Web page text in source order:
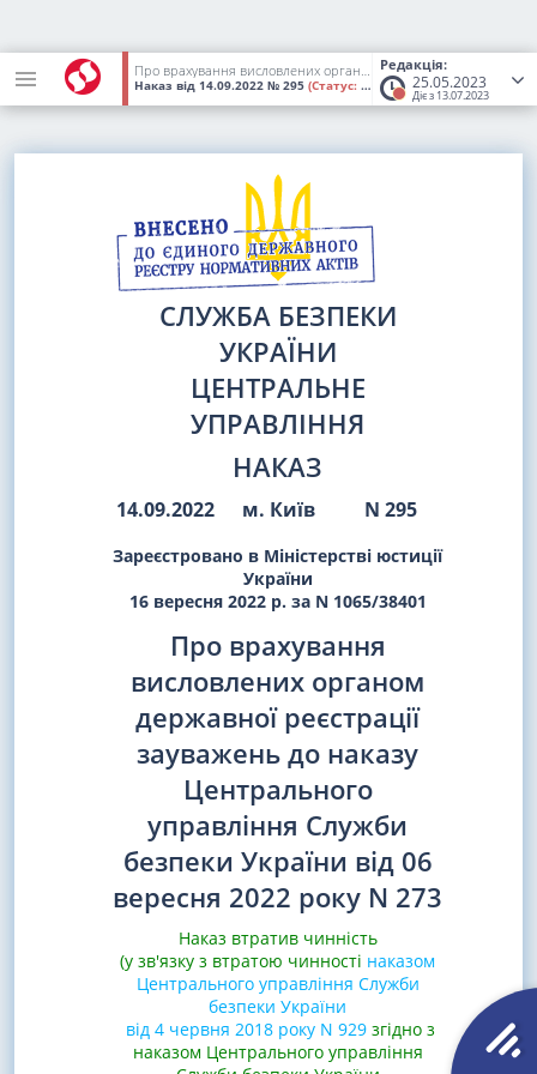
Редакція:
25.05.2023
Діє з 13.07.2023
Про врахування висловлених органом державної реєстрації зауважень до наказу Центрального управління Служби безпеки України від 06 вересня 2022 року N 273
Наказ від 14.09.2022 № 295 (Статус:
СЛУЖБА БЕЗПЕКИ
УКРАЇНИ
ЦЕНТРАЛЬНЕ
УПРАВЛІННЯ
НАКАЗ
14.09.2022 м. Київ N 295
Зареєстровано в Міністерстві юстиції
України
16 вересня 2022 р. за N 1065/38401
Про врахування
висловлених органом
державної реєстрації
зауважень до наказу
Центрального
управління Служби
безпеки України від 06
вересня 2022 року N 273
Наказ втратив чинність
(у зв'язку з втратою чинності наказом
Центрального управління Служби
безпеки України
від 4 червня 2018 року N 929 згідно з
наказом Центрального управління